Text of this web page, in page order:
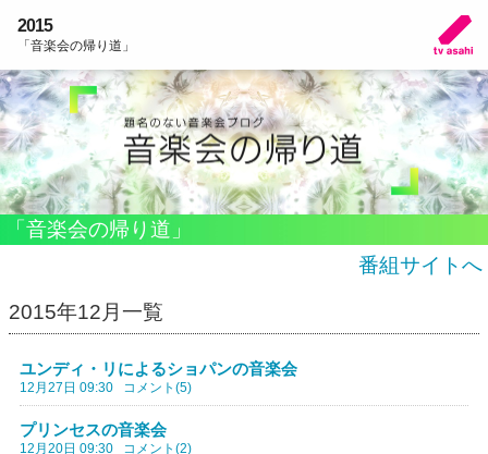
2015
「音楽会の帰り道」
「音楽会の帰り道」
番組サイトへ
2015年12月一覧
ユンディ・リによるショパンの音楽会
12月27日 09:30 コメント(5)
プリンセスの音楽会
12月20日 09:30 コメント(2)